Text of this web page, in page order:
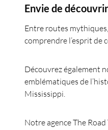
Envie de
Entre routes
comprendre l’esprit de
Découvrez également
emblématiques de
Mississippi.
Notre agence The